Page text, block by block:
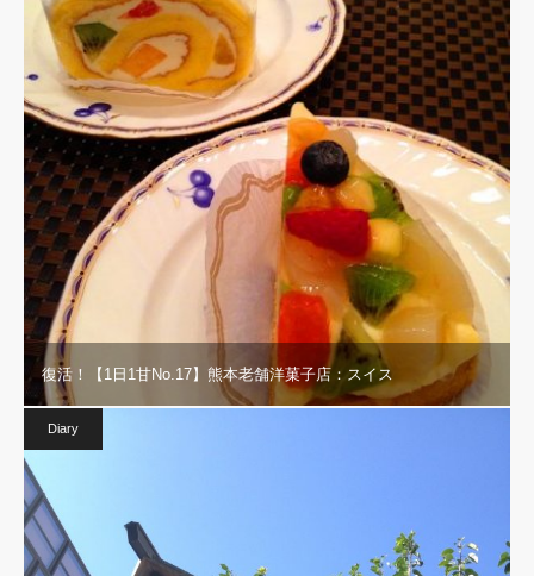
復活！【1日1甘No.17】熊本老舗洋菓子店：スイス
Diary